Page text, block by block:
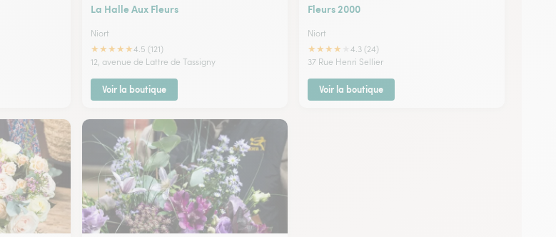
La Halle Aux Fleurs
Niort
★★★★★4.5 (121)
12, avenue de Lattre de Tassigny
Voir la boutique
Fleurs 2000
Niort
★★★★
4.3 (24)
37 Rue Henri Sellier
Voir la boutique